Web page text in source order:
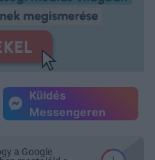
Küldés
Messengeren
a Google